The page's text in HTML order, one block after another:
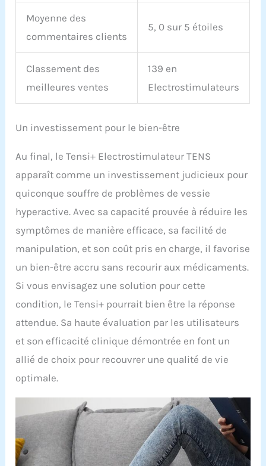
Moyenne des
commentaires clients
5, 0 sur 5 étoiles
Classement des
meilleures ventes
139 en
Electrostimulateurs
Un investissement pour le bien-être
Au final, le Tensi+ Electrostimulateur TENS
apparaît comme un investissement judicieux pour
quiconque souffre de problèmes de vessie
hyperactive. Avec sa capacité prouvée à réduire les
symptômes de manière efficace, sa facilité de
manipulation, et son coût pris en charge, il favorise
un bien-être accru sans recourir aux médicaments.
Si vous envisagez une solution pour cette
condition, le Tensi+ pourrait bien être la réponse
attendue. Sa haute évaluation par les utilisateurs
et son efficacité clinique démontrée en font un
allié de choix pour recouvrer une qualité de vie
optimale.